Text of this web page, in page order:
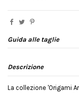
Guida alle taglie
Descrizione
La collezione 'Origami